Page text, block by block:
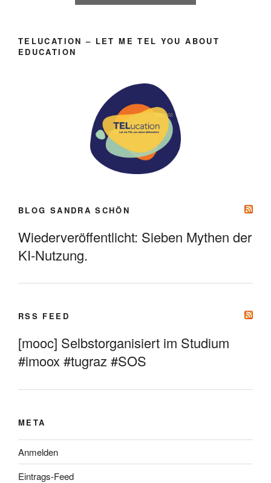
TELUCATION – LET ME TEL YOU ABOUT
EDUCATION
BLOG SANDRA SCHÖN
Wiederveröffentlicht: Sieben Mythen der
KI-Nutzung.
RSS FEED
[mooc] Selbstorganisiert im Studium
#imoox #tugraz #SOS
META
Anmelden
Eintrags-Feed